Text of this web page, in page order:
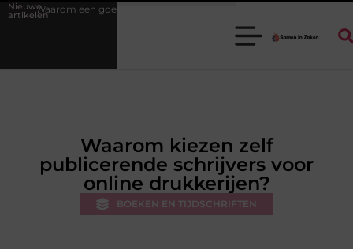
Nieuwe
artikelen
stukadoorgroothandel het werk van de stukadoor makkelijker maakt
Waarom kiezen zelf
publicerende schrijvers voor
online drukkerijen?
BOEKEN EN TIJDSCHRIFTEN